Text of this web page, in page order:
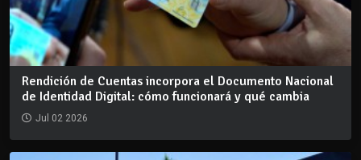
Rendición de Cuentas incorpora el Documento Nacional
de Identidad Digital: cómo funcionará y qué cambia
Jul 02 2026